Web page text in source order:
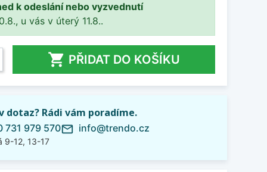
k odeslání nebo vyzvednutí
u vás v úterý 11.8..
 PŘIDAT DO KOŠÍKU
dotaz? Rádi vám poradíme.
731 979 570
9-12, 13-17
mail_outline info@trendo.cz